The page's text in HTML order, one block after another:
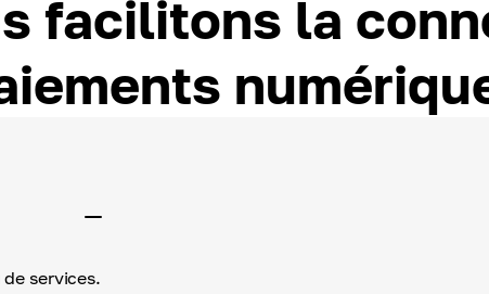
facilitons la
services.